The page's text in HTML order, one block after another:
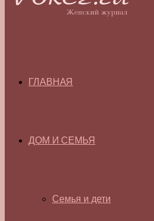
ГЛАВНАЯ
ДОМ И СЕМЬЯ
Семья и дети